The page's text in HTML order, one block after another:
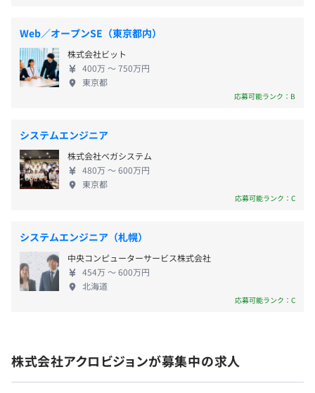
■代表の末光は起業する前は、常駐支援での開発を行うエ
ており、教育に関する福利厚生には特に力を入れていま
す。
＜福利厚生の一部＞
・書籍の購入補助制度：3ヶ月15,000円まで会社負担
祝い金支給（最大15万円）
・Ｅラーニング・セミナー受け放題
・勉強会（月1テーマを決めて、興味をもった方は参加可
能）
業務により必要なスペックのPC相談可能
・完全週休2日制（土・日曜）
・祝日
※プロジェクトにより異なります。
・慶弔休暇
・育児休暇
・産前産後休
・介護休暇 等
・常駐（稼働）手当
・残業手当
でした。 i-modeの海外展開支援や大規模トレーディ
ングシステムの開発などに携わり、海外のエンジニ
アへの評価や熱意をもって仕事に取り組む面白さに
触れてきました。 そのため、エンジニアが安心して
成長できる環境を整えたいという強い考えを持ち、
Web／オープンSE（東京都内）
株式会社ビット
400万 〜 750万円
東京都
応募可能ランク：B
システムエンジニア
株式会社ベガシステム
480万 〜 600万円
東京都
応募可能ランク：C
システムエンジニア（札幌）
中央コンピューターサービス株式会社
454万 〜 600万円
北海道
応募可能ランク：C
株式会社アクロビジョンが募集中の求人